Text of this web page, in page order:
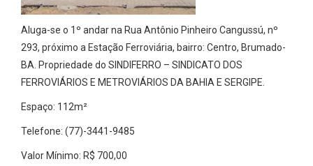
Aluga-se o 1º andar na Rua Antônio Pinheiro Cangussú, nº
293, próximo a Estação Ferroviária, bairro: Centro, Brumado-
BA. Propriedade do SINDIFERRO – SINDICATO DOS
FERROVIÁRIOS E METROVIÁRIOS DA BAHIA E SERGIPE.
Espaço: 112m²
Telefone: (77)-3441-9485
Valor Mínimo: R$ 700,00